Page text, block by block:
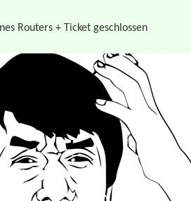
Routers + Ticket geschlossen